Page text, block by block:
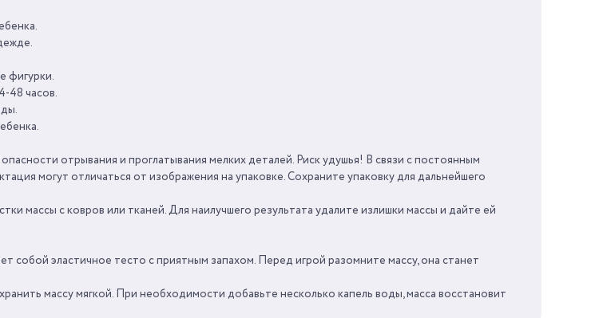
фигурки.
48 часов.
отрывания и проглатывания мелких деталей. Риск удушья! В связи с постоянным
могут отличаться от изображения на упаковке. Сохраните упаковку для дальнейшего
массы с ковров или тканей. Для наилучшего результата удалите излишки массы и дайте ей
собой эластичное тесто с приятным запахом. Перед игрой разомните массу, она станет
массу мягкой. При необходимости добавьте несколько капель воды, масса восстановит
ЛЕПКИ
УНИСЕКС
3
СТРАНА ПРОИЗВОДИТЕЛЬ